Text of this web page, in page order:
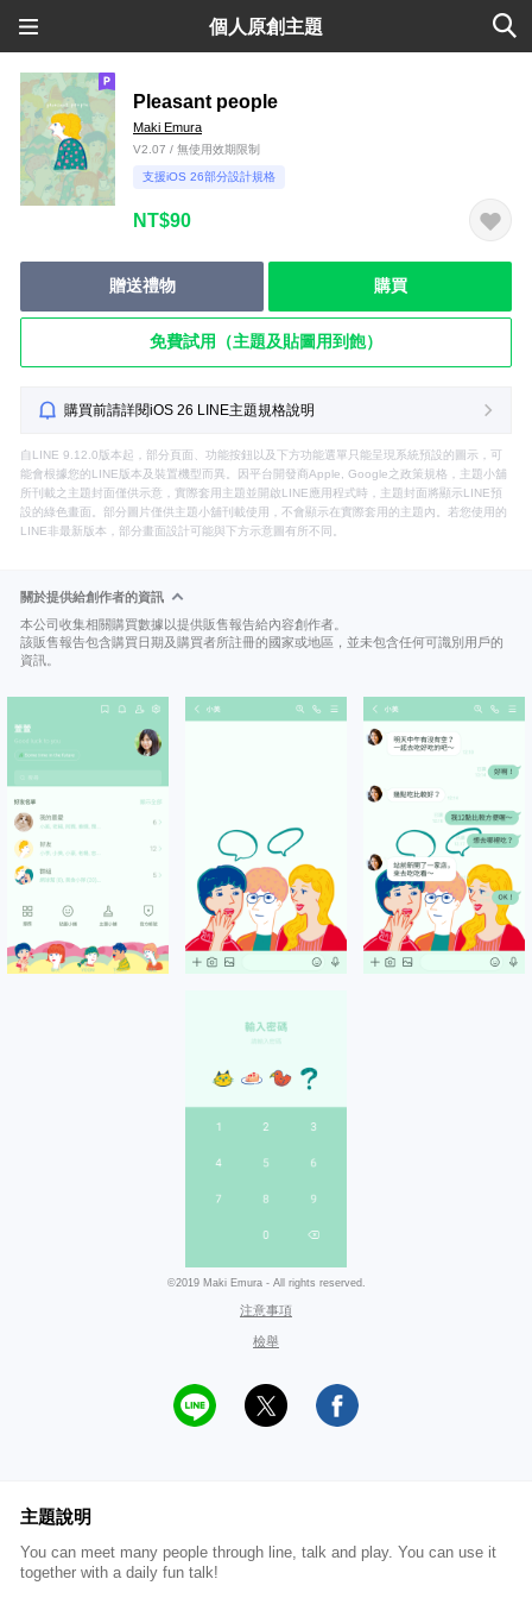
個人原創主題
Pleasant people
Maki Emura
V2.07 / 無使用效期限制
支援iOS 26部分設計規格
NT$90
贈送禮物 購買
免費試用（主題及貼圖用到飽）
購買前請詳閱iOS 26 LINE主題規格說明
自LINE 9.12.0版本起，部分頁面、功能按鈕以及下方功能選單只能呈現系統預設的圖示，可
能會根據您的LINE版本及裝置機型而異。因平台開發商Apple, Google之政策規格，主題小舖
所刊載之主題封面僅供示意，實際套用主題並開啟LINE應用程式時，主題封面將顯示LINE預
設的綠色畫面。部分圖片僅供主題小舖刊載使用，不會顯示在實際套用的主題內。若您使用的
LINE非最新版本，部分畫面設計可能與下方示意圖有所不同。
關於提供給創作者的資訊
本公司收集相關購買數據以提供販售報告給內容創作者。
該販售報告包含購買日期及購買者所註冊的國家或地區，並未包含任何可識別用戶的
資訊。
©2019 Maki Emura - All rights reserved.
注意事項
檢舉
主題說明
You can meet many people through line, talk and play. You can use it
together with a daily fun talk!